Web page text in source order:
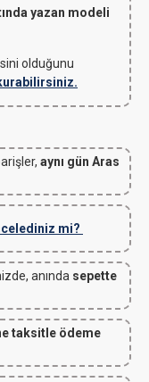
yazan modeli
olduğunu
aynı gün Aras
mi?
anında sepette
taksitle ödeme